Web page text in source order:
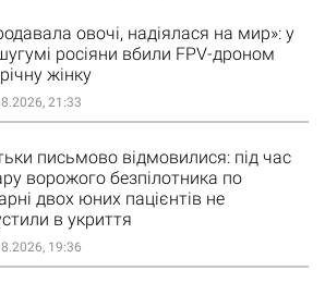
овочі, надіялася на мир»: у
росіяни вбили FPV-дроном
жінку
21:33
письмово відмовилися: під час
ворожого безпілотника по
двох юних пацієнтів не
в укриття
19:36